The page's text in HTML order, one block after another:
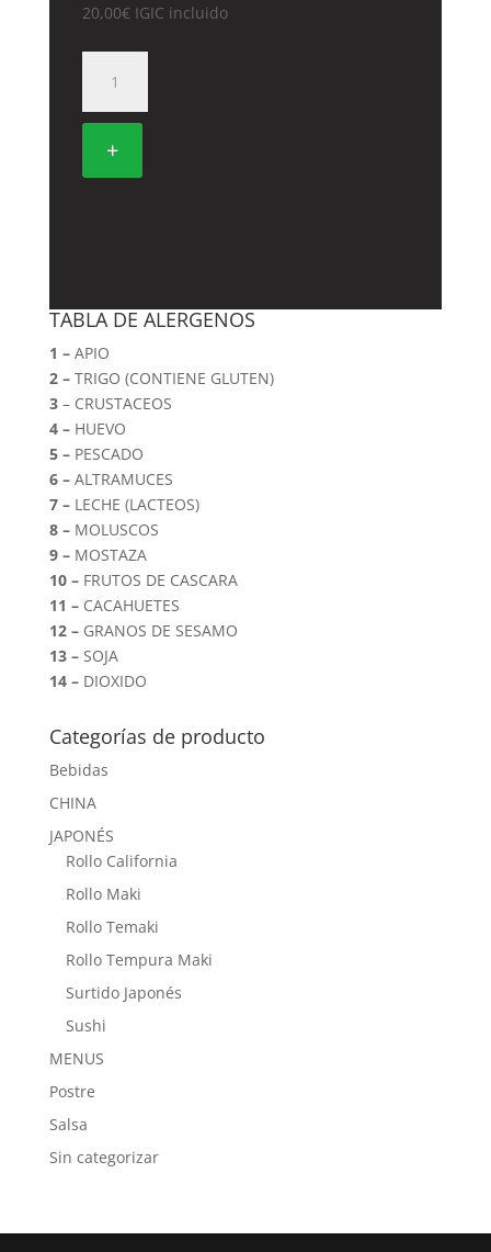
20,00€ IGIC incluido
HIROSHIMA
cantidad
+
TABLA DE ALERGENOS
1 –APIO
2 –TRIGO (CONTIENE GLUTEN)
3– CRUSTACEOS
4 –HUEVO
5 –PESCADO
6 –ALTRAMUCES
7 –LECHE (LACTEOS)
8 –MOLUSCOS
9 –MOSTAZA
10 –FRUTOS DE CASCARA
11 –CACAHUETES
12 –GRANOS DE SESAMO
13 –SOJA
14 –DIOXIDO
Categorías de producto
Bebidas
CHINA
JAPONÉS
Rollo California
Rollo Maki
Rollo Temaki
Rollo Tempura Maki
Surtido Japonés
Sushi
MENUS
Postre
Salsa
Sin categorizar